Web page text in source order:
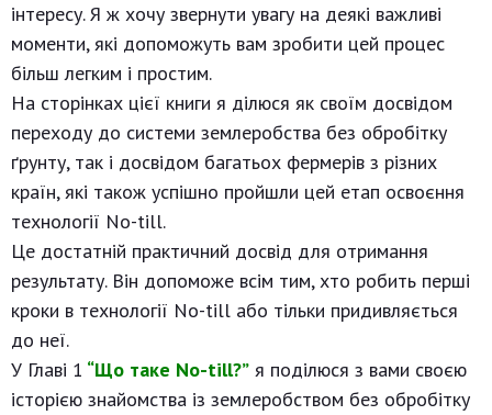
інтересу. Я ж хочу звернути увагу на деякі важливі
моменти, які допоможуть вам зробити цей процес
більш легким і простим.
На сторінках цієї книги я ділюся як своїм досвідом
переходу до системи землеробства без обробітку
ґрунту, так і досвідом багатьох фермерів з різних
країн, які також успішно пройшли цей етап освоєння
технології No-till.
Це достатній практичний досвід для отримання
результату. Він допоможе всім тим, хто робить перші
кроки в технології No-till або тільки придивляється
до неї.
У Главі 1 “Що таке No-till?” я поділюся з вами своєю
історією знайомства із землеробством без обробітку